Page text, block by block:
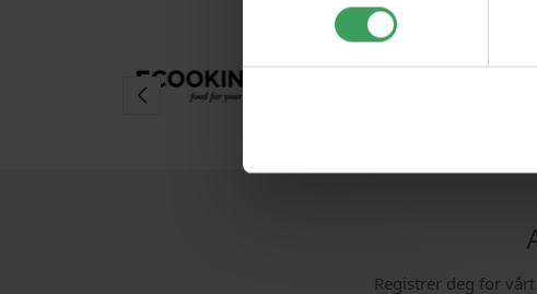
Registrer deg for